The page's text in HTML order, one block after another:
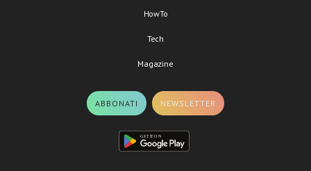
HowTo
Tech
Magazine
ABBONATI NEWSLETTER